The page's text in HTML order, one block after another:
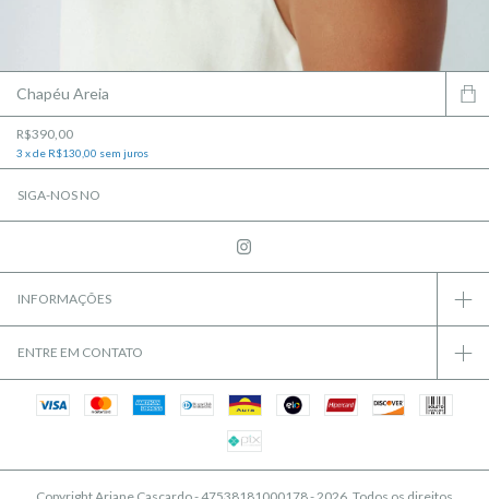
Chapéu Areia
R$390,00
3 xde R$130,00 sem juros
SIGA-NOS NO
INFORMAÇÕES
ENTRE EM CONTATO